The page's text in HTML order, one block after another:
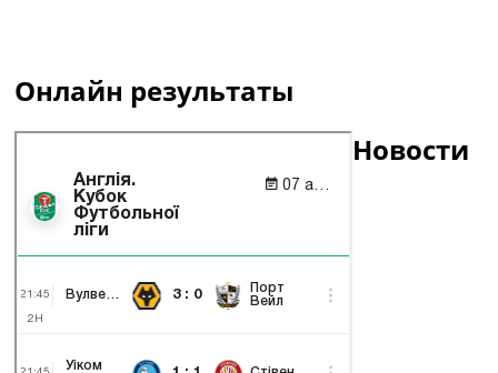
Онлайн результаты
Новости